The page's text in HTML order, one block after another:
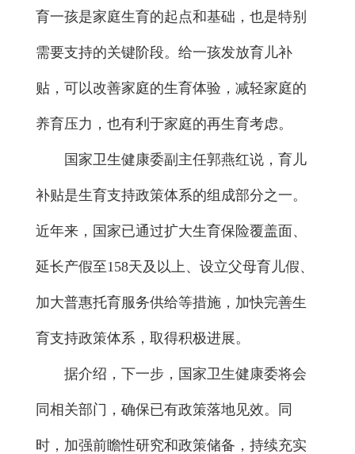
育一孩是家庭生育的起点和基础，也是特别
需要支持的关键阶段。给一孩发放育儿补
贴，可以改善家庭的生育体验，减轻家庭的
养育压力，也有利于家庭的再生育考虑。
国家卫生健康委副主任郭燕红说，育儿
补贴是生育支持政策体系的组成部分之一。
近年来，国家已通过扩大生育保险覆盖面、
延长产假至158天及以上、设立父母育儿假、
加大普惠托育服务供给等措施，加快完善生
育支持政策体系，取得积极进展。
据介绍，下一步，国家卫生健康委将会
同相关部门，确保已有政策落地见效。同
时，加强前瞻性研究和政策储备，持续充实